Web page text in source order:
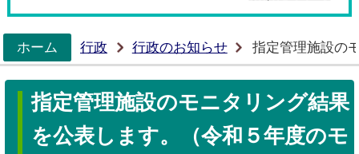
ホーム
行政 行政のお知らせ 指定管理施設の
指定管理施設のモニタリング結果
を公表します。（令和５年度のモ